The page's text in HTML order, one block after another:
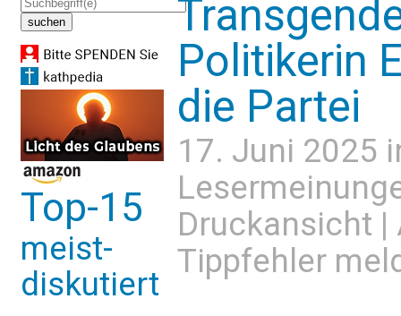
Top-15
meist-
diskutiert
Politikerin
die Partei
17. Juni 2025
Druckansicht |
Tippfehler